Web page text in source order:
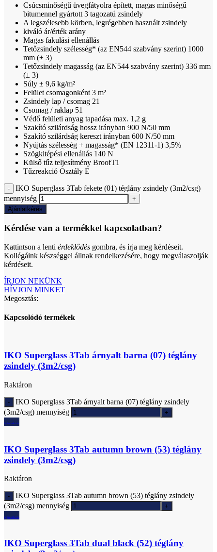
Csúcsminőségű üvegfátyolra épített, magas minőségű
bitumennel gyártott 3 tagozatú zsindely
A legszélesebb körben, legrégebben használt zsindely
kiváló ár/érték arány
Magas fakulási ellenállás
Tetőzsindely szélesség* (az EN544 szabvány szerint) 1000
mm (± 3)
Tetőzsindely magasság (az EN544 szabvány szerint) 336 mm
(± 3)
Súly ± 9,6 kg/m²
Felület csomagonként 3 m²
Zsindely lap / csomag 21
Csomag / raklap 51
Védő felületi anyag tapadása max. 1,2 g
Szakító szilárdság hossz irányban 900 N/50 mm
Szakító szilárdság kereszt irányban 600 N/50 mm
Nyújtás szélesség + magasság* (EN 12311-1) 3,5%
Szögkitépési ellenállás 140 N
Külső tűz teljesítmény BroofT1
Tűzreakció Osztály E
IKO Superglass 3Tab fekete (01) téglány zsindely (3m2/csg)
mennyiség
Ajánlatkérés
Kérdése van a termékkel kapcsolatban?
Kattintson a lenti érdeklődés gombra, és írja meg kérdéseit.
Kollégáink készséggel állnak rendelkezésére, hogy megválaszolják
kérdéseit.
ÍRJON NEKÜNK
HÍVJON MINKET
Megosztás:
Kapcsolódó termékek
IKO Superglass 3Tab árnyalt barna (07) téglány
zsindely (3m2/csg)
Raktáron
IKO Superglass 3Tab árnyalt barna (07) téglány zsindely
(3m2/csg) mennyiség
Ajánlatkérés
IKO Superglass 3Tab autumn brown (53) téglány
zsindely (3m2/csg)
Raktáron
IKO Superglass 3Tab autumn brown (53) téglány zsindely
(3m2/csg) mennyiség
Ajánlatkérés
IKO Superglass 3Tab dual black (52) téglány